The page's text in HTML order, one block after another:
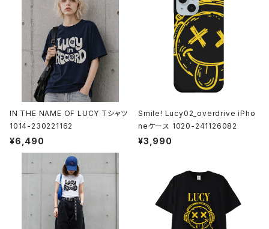
IN THE NAME OF LUCY Tシャツ
1014-230221162
¥6,490
Smile! Lucy02_overdrive iPho
neケース 1020-241126082
¥3,990